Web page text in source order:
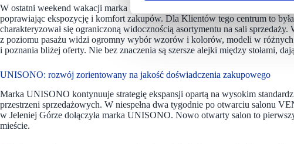
W ostatni weekend wakacji marka VENEZIA w C.H. Janki przeniosła się do
poprawiając ekspozycję i komfort zakupów. Dla Klientów tego centrum to
charakteryzował się ograniczoną widocznością asortymentu na sali
z poziomu pasażu widzi ogromny wybór wzorów i kolorów, modeli w
i poznania bliżej oferty. Nie bez znaczenia są szersze alejki między stołami,
UNISONO: rozwój zorientowany na jakość doświadczenia zakupowego
Marka UNISONO kontynuuje strategię ekspansji opartą na wysokim
przestrzeni sprzedażowych. W niespełna dwa tygodnie po otwarciu salonu
w Jeleniej Górze dołączyła marka UNISONO. Nowo otwarty salon to
mieście.